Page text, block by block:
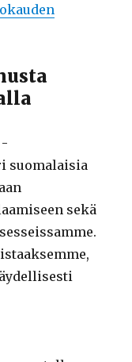
-
suomalaisia
sekä